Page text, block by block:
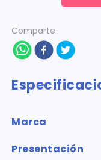
Comparte
Marca
Presentación